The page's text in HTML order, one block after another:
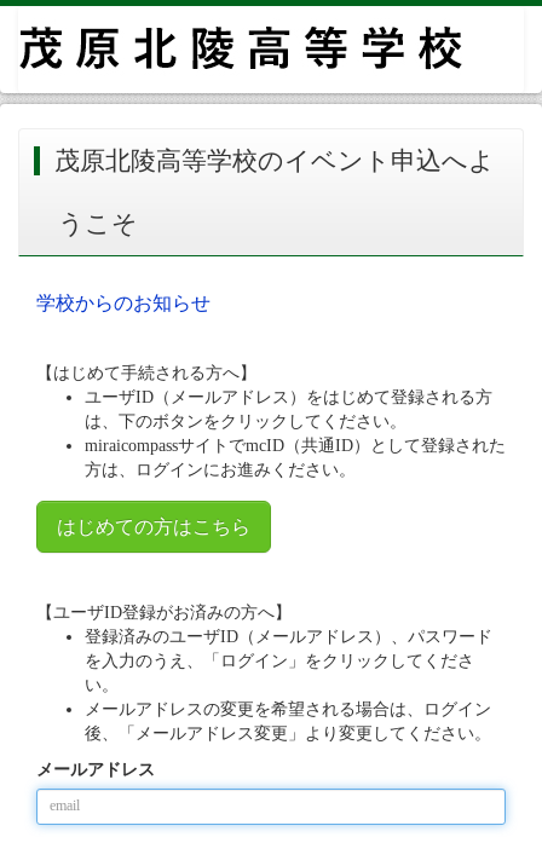
茂原北陵高等学校のイベント申込へよ
うこそ
学校からのお知らせ
【はじめて手続される方へ】
ユーザID（メールアドレス）をはじめて登録される方
は、下のボタンをクリックしてください。
miraicompassサイトでmcID（共通ID）として登録された
方は、ログインにお進みください。
はじめての方はこちら
【ユーザID登録がお済みの方へ】
登録済みのユーザID（メールアドレス）、パスワード
を入力のうえ、「ログイン」をクリックしてくださ
い。
メールアドレスの変更を希望される場合は、ログイン
後、「メールアドレス変更」より変更してください。
メールアドレス